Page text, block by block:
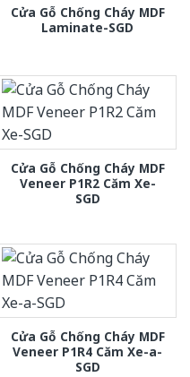
Cửa Gỗ Chống Cháy MDF
Laminate-SGD
Cửa Gỗ Chống Cháy MDF
Veneer P1R2 Căm Xe-
SGD
Cửa Gỗ Chống Cháy MDF
Veneer P1R4 Căm Xe-a-
SGD